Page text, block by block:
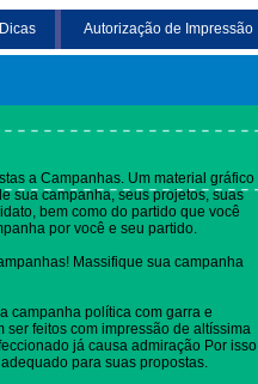
Dicas Autorização de Impressão
a Campanhas. Um material gráfico
sua campanha, seus projetos, suas
bem como do partido que você
por você e seu partido.
Massifique sua campanha
campanha política com garra e
feitos com impressão de altíssima
já causa admiração Por isso
para suas propostas.